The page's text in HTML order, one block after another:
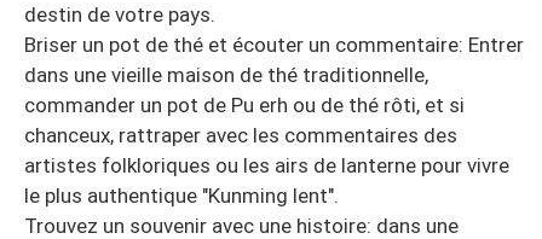
destin de votre pays.
Briser un pot de thé et écouter un commentaire: Entrer
dans une vieille maison de thé traditionnelle,
commander un pot de Pu erh ou de thé rôti, et si
chanceux, rattraper avec les commentaires des
artistes folkloriques ou les airs de lanterne pour vivre
le plus authentique "Kunming lent".
Trouvez un souvenir avec une histoire: dans une